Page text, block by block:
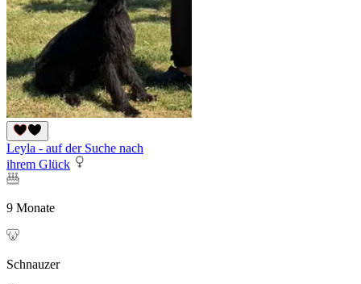
Leyla - auf der Suche nach
ihrem Glück
9 Monate
Schnauzer